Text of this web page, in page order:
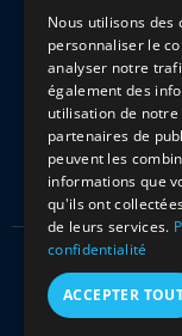
Kitciel 2021 Wszelkie
Nous utilisons des
personnaliser le
analyser notre
également des
utilisation de notre
partenaires de
peuvent les
informations que
qu'ils ont
de leurs services.
confidentialité
ACCEPTER